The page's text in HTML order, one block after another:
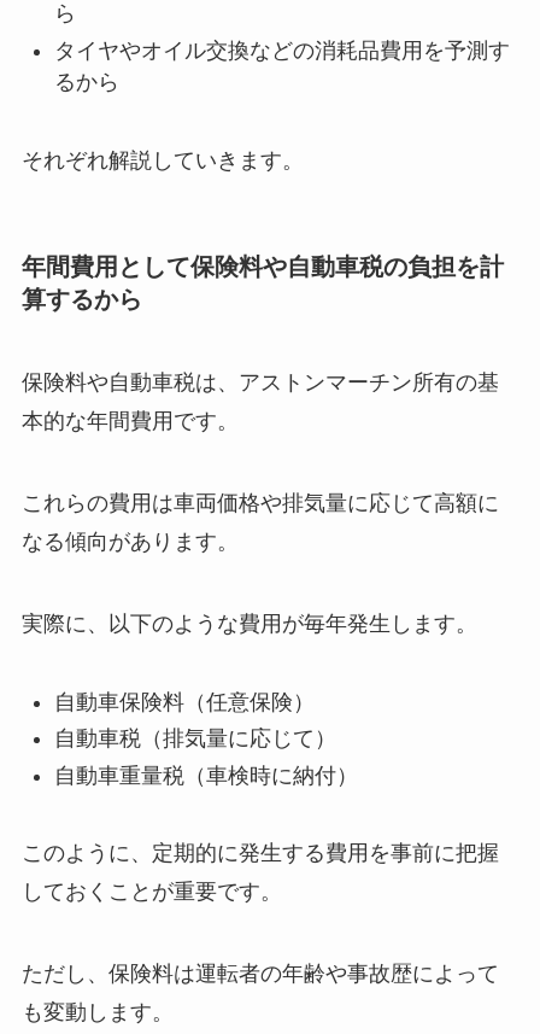
ら
タイヤやオイル交換などの消耗品費用を予測す
るから
それぞれ解説していきます。
年間費用として保険料や自動車税の負担を計
算するから
保険料や自動車税は、アストンマーチン所有の基
本的な年間費用です。
これらの費用は車両価格や排気量に応じて高額に
なる傾向があります。
実際に、以下のような費用が毎年発生します。
自動車保険料（任意保険）
自動車税（排気量に応じて）
自動車重量税（車検時に納付）
このように、定期的に発生する費用を事前に把握
しておくことが重要です。
ただし、保険料は運転者の年齢や事故歴によって
も変動します。